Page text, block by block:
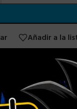
Añadir a la
TAZA NAVIDAD,